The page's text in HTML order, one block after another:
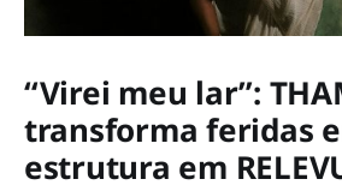
“Virei meu lar”:
transforma feridas
estrutura em